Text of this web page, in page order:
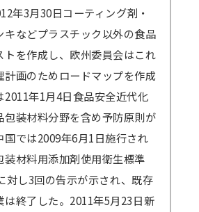
年3月30日コーティング剤・
キなどプラスチック以外の食品
トを作成し、欧州委員会はこれ
計画のためロードマップを作成
2011年1月4日食品安全近代化
包装材料分野を含め予防原則が
国では2009年6月1日施行され
装材料用添加剤使用衛生標準
対し3回の告示が示され、既存
は終了した。2011年5月23日新